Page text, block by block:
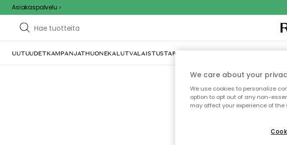
Asiakaspalvelu
UUTUUDETKAMPANJATHUONEKALUTVALAISTUSTARJOILU JA KATTAUSSISUSTUS
Emme
We care about your
We use cookies to personalize
option to opt out of any non-
may affect your experience of the